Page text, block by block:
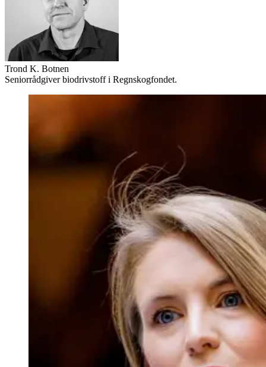
Trond K. Botnen
Seniorrådgiver biodrivstoff i Regnskogfondet.